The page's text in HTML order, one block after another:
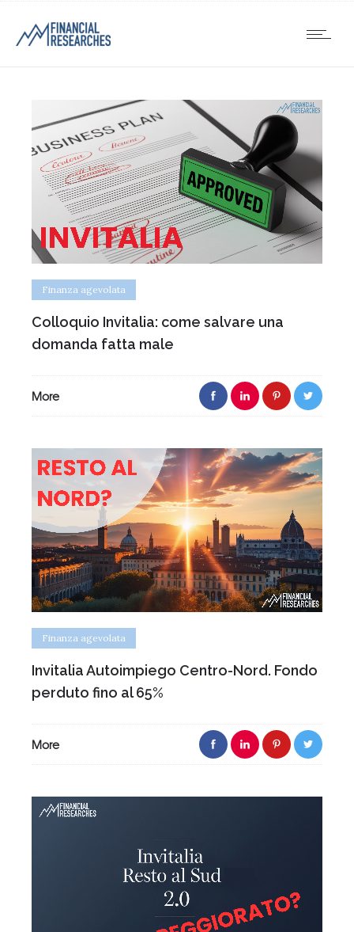
Finanza agevolata
Colloquio Invitalia: come salvare una
domanda fatta male
More
Finanza agevolata
Invitalia Autoimpiego Centro-Nord. Fondo
perduto fino al 65%
More